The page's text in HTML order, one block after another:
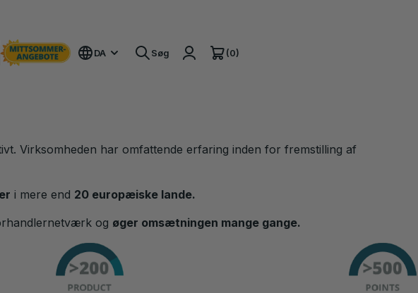
DA Søg (0)
Virksomheden har omfattende erfaring inden for fremstilling af
i mere end 20 europæiske lande.
og øger omsætningen mange gange.